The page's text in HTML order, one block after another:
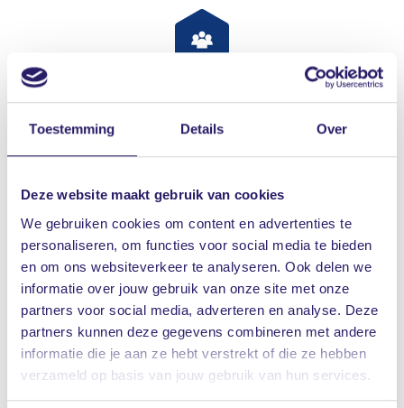
Toestemming Details Over
Deze website maakt gebruik van cookies
We gebruiken cookies om content en advertenties te
personaliseren, om functies voor social media te bieden
en om ons websiteverkeer te analyseren. Ook delen we
informatie over jouw gebruik van onze site met onze
partners voor social media, adverteren en analyse. Deze
partners kunnen deze gegevens combineren met andere
informatie die je aan ze hebt verstrekt of die ze hebben
verzameld op basis van jouw gebruik van hun services.
Beroepsaansprakelijkheids- verzekering
Lees meer
Cybercriminaliteit